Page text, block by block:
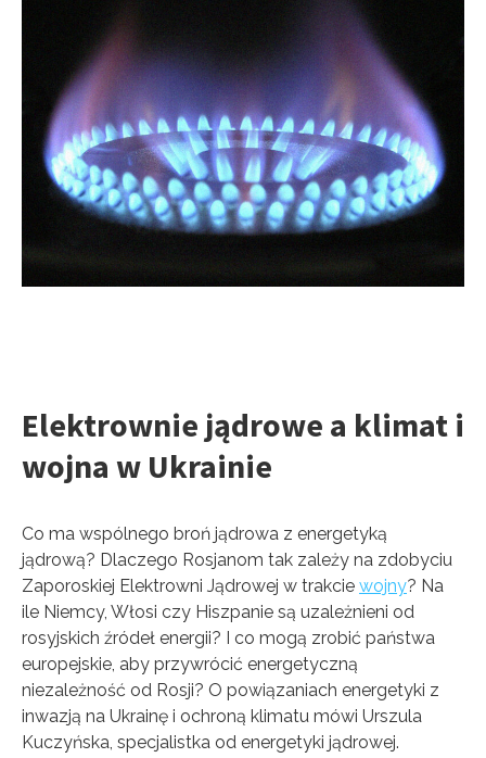
Elektrownie jądrowe a klimat i
wojna w Ukrainie
Co ma wspólnego broń jądrowa z energetyką
jądrową? Dlaczego Rosjanom tak zależy na zdobyciu
Zaporoskiej Elektrowni Jądrowej w trakcie wojny? Na
ile Niemcy, Włosi czy Hiszpanie są uzależnieni od
rosyjskich źródeł energii? I co mogą zrobić państwa
europejskie, aby przywrócić energetyczną
niezależność od Rosji? O powiązaniach energetyki z
inwazją na Ukrainę i ochroną klimatu mówi Urszula
Kuczyńska, specjalistka od energetyki jądrowej.